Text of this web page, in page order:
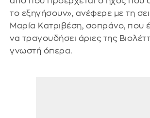
το εξηγήσουν», ανέφερε με τη
Μαρία Κατριβέση, σοπράνο, που
να τραγουδήσει άριες της
γνωστή όπερα.